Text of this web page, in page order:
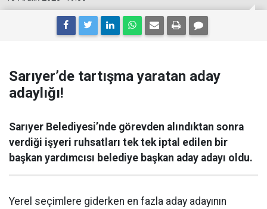
Sarıyer’de tartışma yaratan aday
adaylığı!
Sarıyer Belediyesi’nde görevden alındıktan sonra
verdiği işyeri ruhsatları tek tek iptal edilen bir
başkan yardımcısı belediye başkan aday adayı oldu.
Yerel seçimlere giderken en fazla aday adayının